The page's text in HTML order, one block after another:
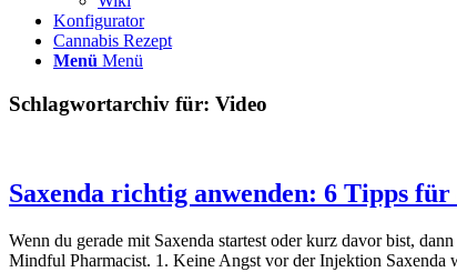
Konfigurator
Cannabis Rezept
Menü Menü
Schlagwortarchiv für: Video
Saxenda richtig anwenden: 6 Tipps
Wenn du gerade mit Saxenda startest oder kurz davor bist,
Mindful Pharmacist. 1. Keine Angst vor der Injektion